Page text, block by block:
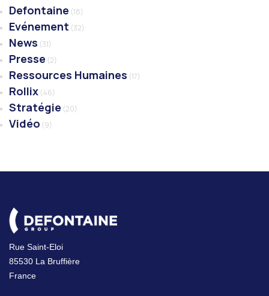
Defontaine (18)
Evénement (32)
News (31)
Presse (2)
Ressources Humaines (17)
Rollix (46)
Stratégie (20)
Vidéo (9)
Rue Saint-Eloi
85530 La Bruffière
France